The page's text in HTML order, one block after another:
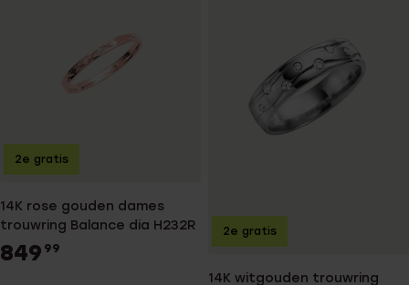
14K rose gouden dames
trouwring Balance dia H232R
849 99
2e gratis
14K witgouden trouwring
2e gratis